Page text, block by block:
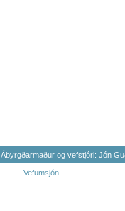
Ábyrgðarmaður og vefstjóri: Jón
Vefumsjón